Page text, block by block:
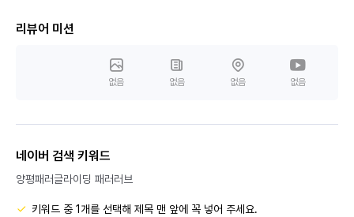
리뷰어 미션
없음 없음 없음 없음
네이버 검색 키워드
양평패러글라이딩 패러러브
키워드 중 1개를 선택해 제목 맨 앞에 꼭 넣어 주세요.